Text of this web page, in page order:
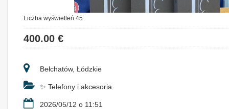
Liczba wyświetleń 45
400.00 €
Bełchatów, Łódzkie
✨ Telefony i akcesoria
2026/05/12 o 11:51